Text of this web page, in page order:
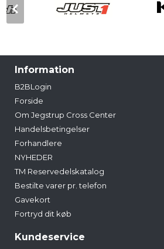
Information
B2BLogin
Forside
Om Jegstrup Cross Center
Handelsbetingelser
Forhandlere
NYHEDER
TM Reservedelskatalog
Bestilte varer pr. telefon
Gavekort
Fortryd dit køb
Kundeservice